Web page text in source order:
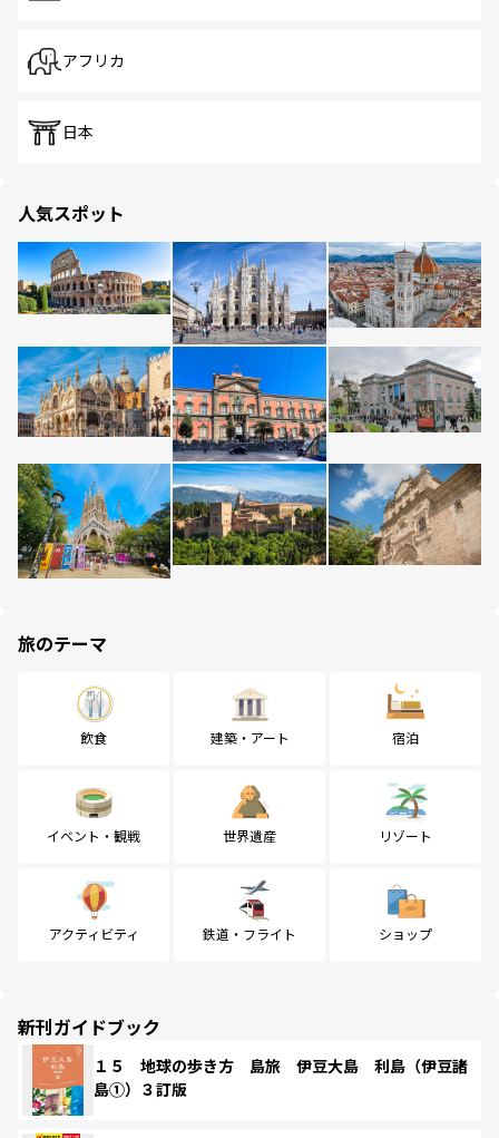
アフリカ
日本
人気スポット
旅のテーマ
飲食 建築・アート 宿泊
イベント・観戦 世界遺産 リゾート
アクティビティ 鉄道・フライト ショップ
新刊ガイドブック
１５ 地球の歩き方 島旅 伊豆大島 利島（伊豆諸
島①）３訂版